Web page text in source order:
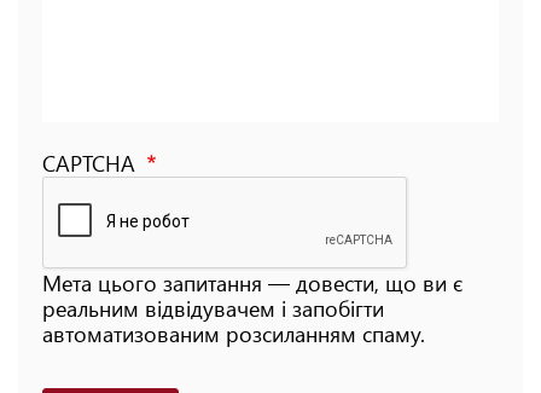
CAPTCHA
Мета цього запитання — довести, що ви є
реальним відвідувачем і запобігти
автоматизованим розсиланням спаму.